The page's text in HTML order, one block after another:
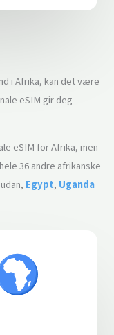
i Afrika, kan det være
eSIM gir deg
eSIM for Afrika, men
36 andre afrikanske
Egypt, Uganda